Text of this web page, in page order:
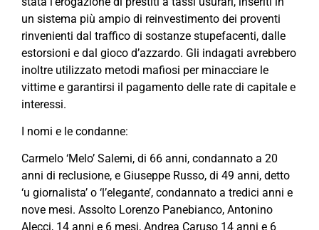
un sistema più ampio di reinvestimento dei proventi
rinvenienti dal traffico di sostanze stupefacenti, dalle
estorsioni e dal gioco d’azzardo. Gli indagati avrebbero
inoltre utilizzato metodi mafiosi per minacciare le
vittime e garantirsi il pagamento delle rate di capitale e
interessi.
I nomi e le condanne:
Carmelo ‘Melo’ Salemi, di 66 anni, condannato a 20
anni di reclusione, e Giuseppe Russo, di 49 anni, detto
‘u giornalista’ o ‘l’elegante’, condannato a tredici anni e
nove mesi. Assolto Lorenzo Panebianco, Antonino
Alecci, 14 anni e 6 mesi, Andrea Caruso 14 anni e 6